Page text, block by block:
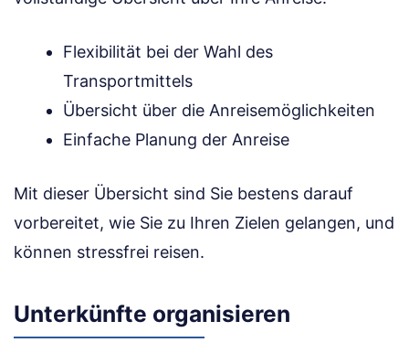
Flexibilität bei der Wahl des
Transportmittels
Übersicht über die Anreisemöglichkeiten
Einfache Planung der Anreise
Mit dieser Übersicht sind Sie bestens darauf
vorbereitet, wie Sie zu Ihren Zielen gelangen, und
können stressfrei reisen.
Unterkünfte organisieren